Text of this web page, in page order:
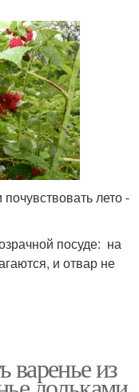
лето -
посуде: на
и отвар не
варенье из